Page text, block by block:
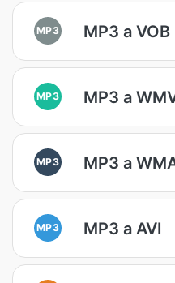
MP3 MP3 a VOB
MP3 MP3 a
MP3 MP3 a
MP3 MP3 a AVI